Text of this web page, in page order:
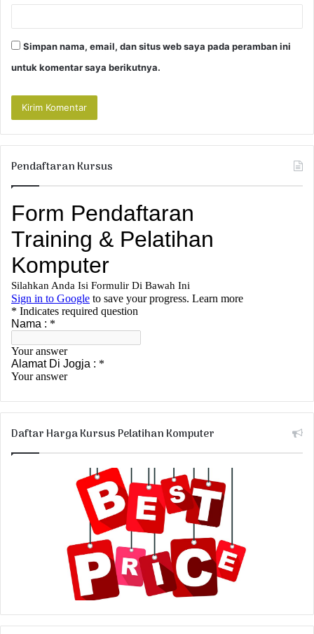
Simpan nama, email, dan situs web saya pada peramban ini
untuk komentar saya berikutnya.
Pendaftaran Kursus
Daftar Harga Kursus Pelatihan Komputer